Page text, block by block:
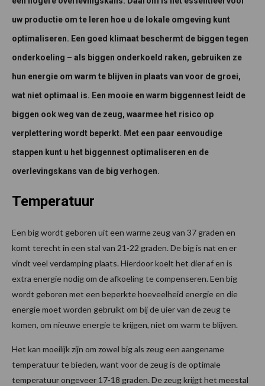
uw productie om te leren hoe u de lokale omgeving kunt
optimaliseren. Een goed klimaat beschermt de biggen tegen
onderkoeling – als biggen onderkoeld raken, gebruiken ze
hun energie om warm te blijven in plaats van voor de groei,
wat niet optimaal is. Een mooie en warm biggennest leidt de
biggen ook weg van de zeug, waarmee het risico op
verplettering wordt beperkt. Met een paar eenvoudige
stappen kunt u het biggennest optimaliseren en de
overlevingskans van de big verhogen.
Temperatuur
Een big wordt geboren uit een warme zeug van 37 graden en
komt terecht in een stal van 21-22 graden. De big is nat en er
vindt veel verdamping plaats. Hierdoor koelt het dier af en is
extra energie nodig om de afkoeling te compenseren. Een big
wordt geboren met een beperkte hoeveelheid energie en die
energie moet worden gebruikt om bij de uier van de zeug te
komen, om nieuwe energie te krijgen, niet om warm te blijven.
Het kan moeilijk zijn om zowel big als zeug een aangename
temperatuur te bieden, want voor de zeug is de optimale
temperatuur ongeveer 17-18 graden. De zeug krijgt het meestal